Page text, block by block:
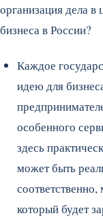
организация дела в
бизнеса в России?
Каждое
идею для
особенного
здесь
может быть
который будет